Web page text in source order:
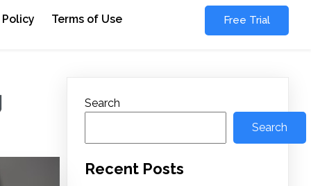
Terms of Use Free Trial
Search
Search
Recent Posts